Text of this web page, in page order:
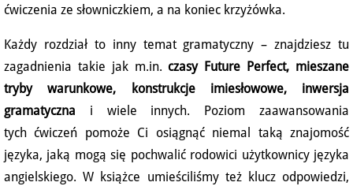
ćwiczenia ze słowniczkiem, a na koniec krzyżówka.
Każdy rozdział to inny temat gramatyczny – znajdziesz tu
zagadnienia takie jak m.in. czasy Future Perfect, mieszane
tryby warunkowe, konstrukcje imiesłowowe, inwersja
gramatyczna i wiele innych. Poziom zaawansowania
tych ćwiczeń pomoże Ci osiągnąć niemal taką znajomość
języka, jaką mogą się pochwalić rodowici użytkownicy języka
angielskiego. W książce umieściliśmy też klucz odpowiedzi,